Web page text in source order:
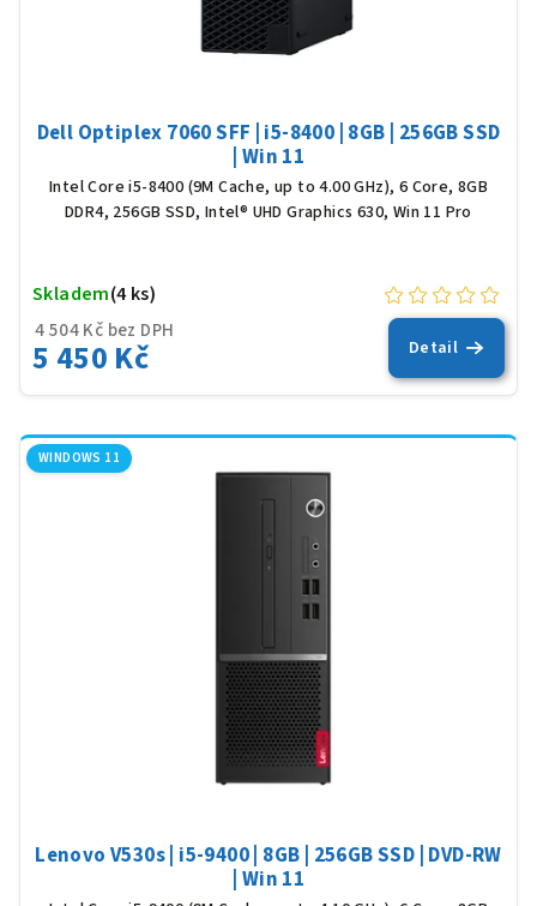
Dell Optiplex 7060 SFF | i5-8400 | 8GB | 256GB SSD
| Win 11
Intel Core i5-8400 (9M Cache, up to 4.00 GHz), 6 Core, 8GB
DDR4, 256GB SSD, Intel® UHD Graphics 630, Win 11 Pro
4 504 Kč bez DPH
5 450 Kč
Skladem(4 ks)
Detail
WINDOWS 11
Lenovo V530s | i5-9400 | 8GB | 256GB SSD | DVD-RW
| Win 11